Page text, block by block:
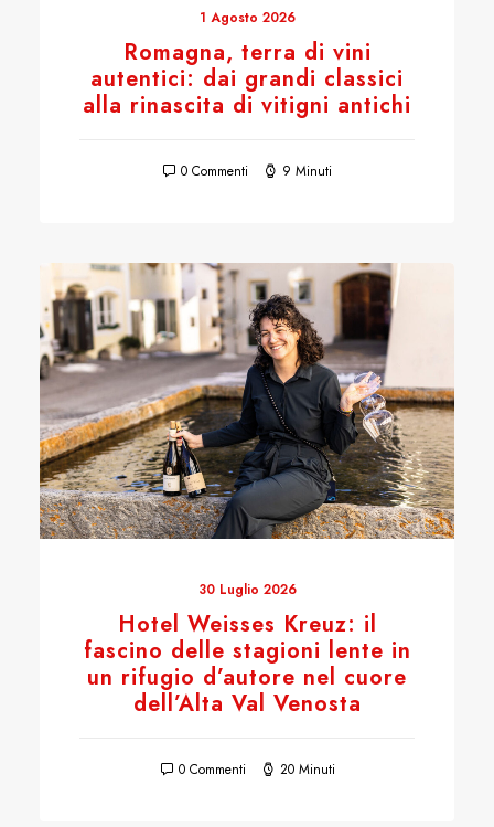
1 Agosto 2026
Romagna, terra di vini
autentici: dai grandi classici
alla rinascita di vitigni antichi
0 Commenti 9 Minuti
30 Luglio 2026
Hotel Weisses Kreuz: il
fascino delle stagioni lente in
un rifugio d’autore nel cuore
dell’Alta Val Venosta
0 Commenti 20 Minuti